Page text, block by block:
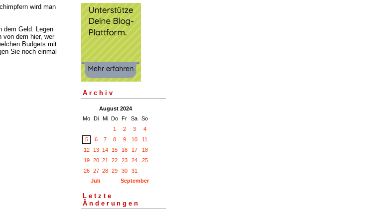
wird man
dem Geld. Legen
von dem hier, wer
Budgets mit
Sie noch einmal
Archiv
August 2024
Mo Di Mi Do Fr Sa
So
1
2 3
4
5
6 7 8 9 10
11
12
13 14 15 16 17
18
19
20 21 22 23 24
25
26
27 28 29 30
31
Juli
September
Letzte
Änderungen